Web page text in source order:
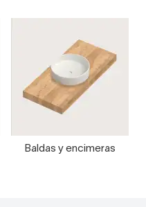
Baldas y encimeras